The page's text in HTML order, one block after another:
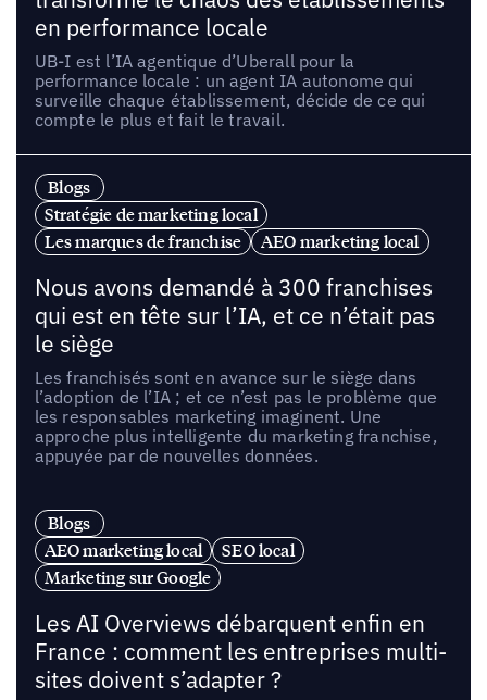
en performance locale
UB-I est l’IA agentique d’Uberall pour la
performance locale : un agent IA autonome qui
surveille chaque établissement, décide de ce qui
compte le plus et fait le travail.
Blogs
Stratégie de marketing local
Les marques de franchise
AEO marketing local
Nous avons demandé à 300 franchises
qui est en tête sur l’IA, et ce n’était pas
le siège
Les franchisés sont en avance sur le siège dans
l’adoption de l’IA ; et ce n’est pas le problème que
les responsables marketing imaginent. Une
approche plus intelligente du marketing franchise,
appuyée par de nouvelles données.
Blogs
AEO marketing local
SEO local
Marketing sur Google
Les AI Overviews débarquent enfin en
France : comment les entreprises multi-
sites doivent s’adapter ?